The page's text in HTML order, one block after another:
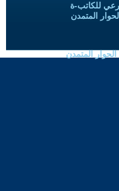
للكاتب-ة
المتمدن
المتمدن